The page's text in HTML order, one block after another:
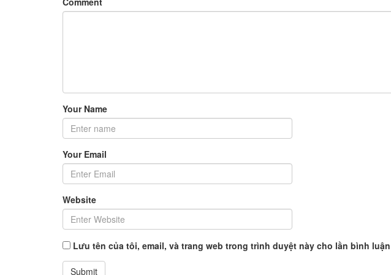
Your Name
Your Email
Website
Lưu tên của tôi, email, và trang web trong trình duyệt này cho lần bình